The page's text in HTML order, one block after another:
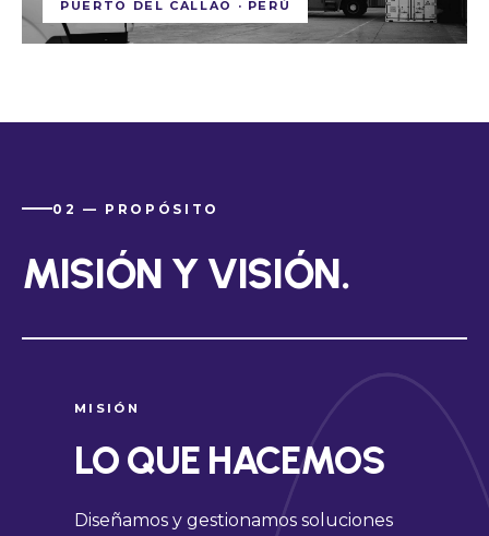
PUERTO DEL CALLAO · PERÚ
02 — PROPÓSITO
MISIÓN Y VISIÓN.
MISIÓN
LO QUE HACEMOS
Diseñamos y gestionamos soluciones